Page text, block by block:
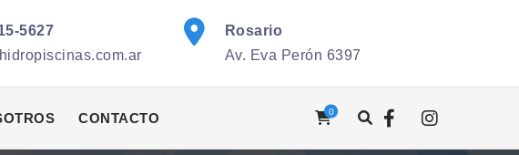
5627
Rosario
Av. Eva Perón 6397
CONTACTO 0